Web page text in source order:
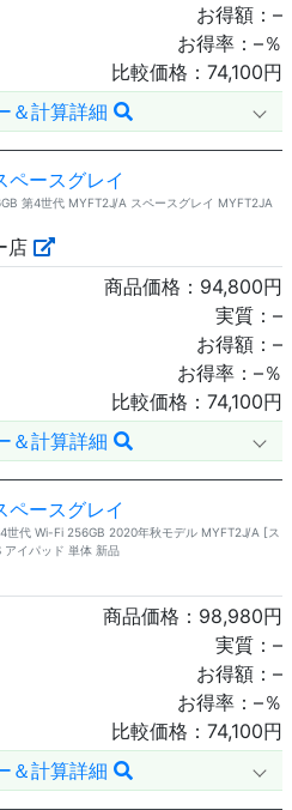
お得額： –
お得率： –％
比較価格： 74,100円
＆計算詳細
ースグレイ
第4世代 MYFT2J/A スペースグレイ MYFT2JA
店
商品価格： 94,800円
実質： –
お得額： –
お得率： –％
比較価格： 74,100円
＆計算詳細
ースグレイ
世代 Wi-Fi 256GB 2020年秋モデル MYFT2J/A [ス
イパッド 単体 新品
商品価格： 98,980円
実質： –
お得額： –
お得率： –％
比較価格： 74,100円
＆計算詳細